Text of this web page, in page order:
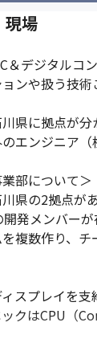
現場
＆デジタルコ
ョンや扱う技
川県に拠点が
のエンジニア
部について＞
川県の2拠点が
開発メンバー
を複数作り、
ィスプレイを支
ックはCPU（